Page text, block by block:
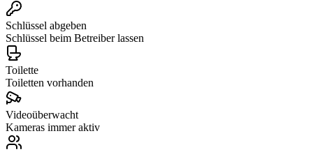
Schlüssel abgeben
Schlüssel beim Betreiber lassen
Toilette
Toiletten vorhanden
Videoüberwacht
Kameras immer aktiv